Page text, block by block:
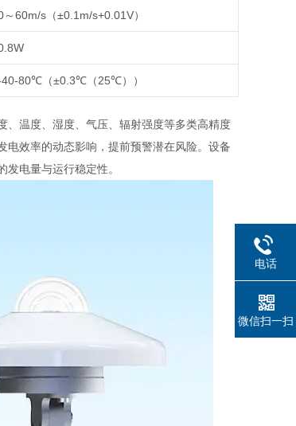
～60m/s（±0.1m/s+0.01V）
80℃（±0.3℃（25℃））
、温度、湿度、气压、辐射强度等多类高精度
电效率的动态影响，提前预警潜在风险。设备
电量与运行稳定性。
电话
微信扫一扫